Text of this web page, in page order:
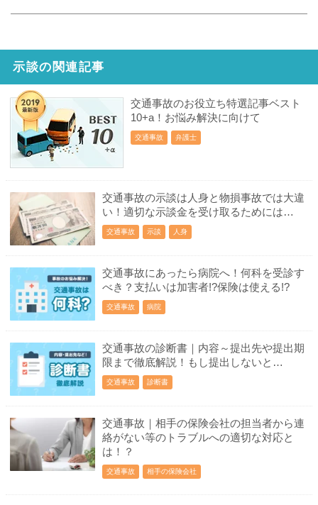
示談の関連記事
交通事故のお役立ち特選記事ベスト
10+a！お悩み解決に向けて
交通事故 弁護士
交通事故の示談は人身と物損事故では大違
い！適切な示談金を受け取るためには…
交通事故 示談 人身
交通事故にあったら病院へ！何科を受診す
べき？支払いは加害者!?保険は使える!?
交通事故 病院
交通事故の診断書｜内容～提出先や提出期
限まで徹底解説！もし提出しないと…
交通事故 診断書
交通事故｜相手の保険会社の担当者から連
絡がない等のトラブルへの適切な対応と
は！？
交通事故 相手の保険会社